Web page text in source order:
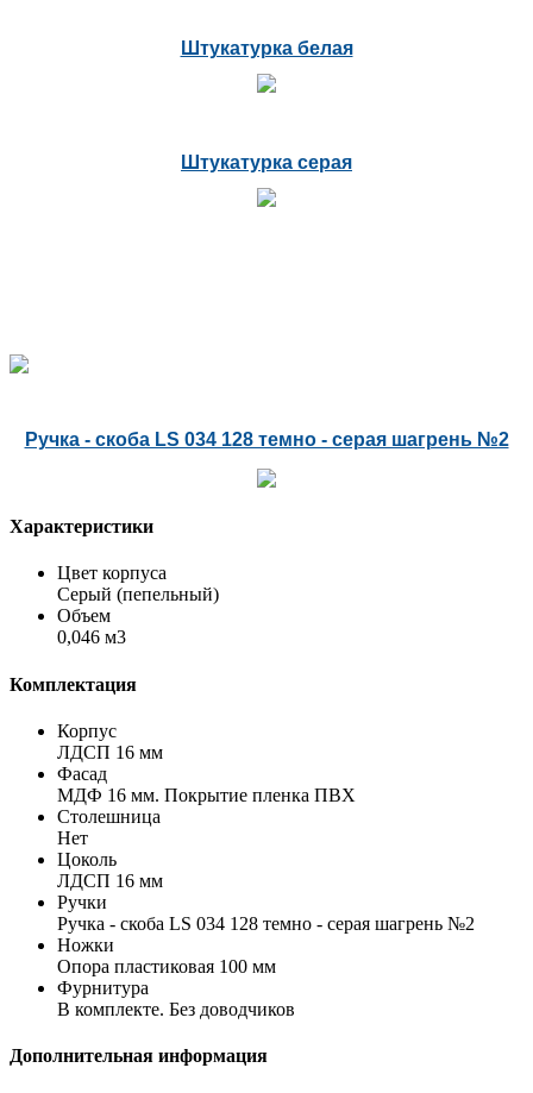
Штукатурка белая
Штукатурка серая
Ручка - скоба LS 034 128 темно - серая шагрень №2
Характеристики
Цвет корпуса
Серый (пепельный)
Объем
0,046 м3
Комплектация
Корпус
ЛДСП 16 мм
Фасад
МДФ 16 мм. Покрытие пленка ПВХ
Столешница
Нет
Цоколь
ЛДСП 16 мм
Ручки
Ручка - скоба LS 034 128 темно - серая шагрень №2
Ножки
Опора пластиковая 100 мм
Фурнитура
В комплекте. Без доводчиков
Дополнительная информация